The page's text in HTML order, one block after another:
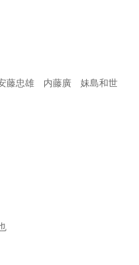
藤忠雄 内藤廣 妹島和世